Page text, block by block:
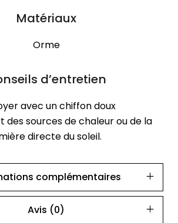
Matériaux
Orme
d’entretien
avec un chiffon doux
des sources de chaleur ou de la
directe du soleil.
complémentaires
Avis (0)